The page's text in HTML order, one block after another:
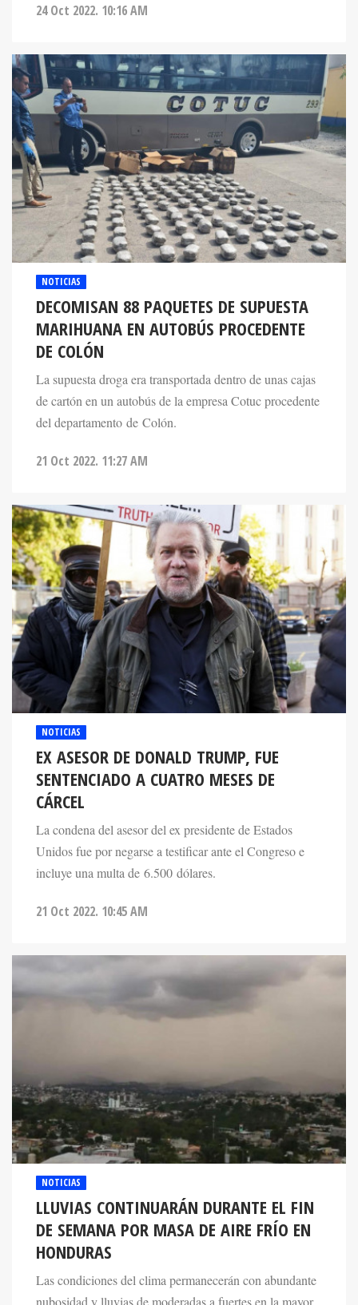
24 Oct 2022. 10:16 AM
NOTICIAS
DECOMISAN 88 PAQUETES DE SUPUESTA
MARIHUANA EN AUTOBÚS PROCEDENTE
DE COLÓN
La supuesta droga era transportada dentro de unas cajas
de cartón en un autobús de la empresa Cotuc procedente
del departamento de Colón.
21 Oct 2022. 11:27 AM
NOTICIAS
EX ASESOR DE DONALD TRUMP, FUE
SENTENCIADO A CUATRO MESES DE
CÁRCEL
La condena del asesor del ex presidente de Estados
Unidos fue por negarse a testificar ante el Congreso e
incluye una multa de 6.500 dólares.
21 Oct 2022. 10:45 AM
NOTICIAS
LLUVIAS CONTINUARÁN DURANTE EL FIN
DE SEMANA POR MASA DE AIRE FRÍO EN
HONDURAS
Las condiciones del clima permanecerán con abundante